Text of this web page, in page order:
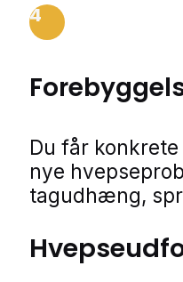
4
Du får
nye
tagudhæng,